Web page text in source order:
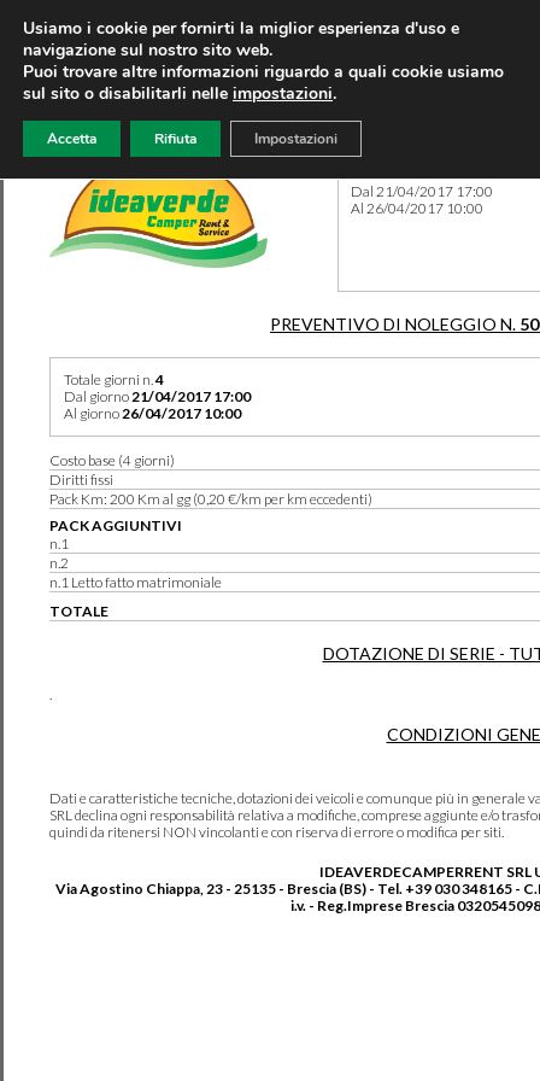
Dal 21/04/2017 17:00
Al 26/04/2017 10:00
PREVENTIVO DI NOLEGGIO N.
Totale giorni n.4
Dal giorno21/04/2017 17:00
Al giorno26/04/2017 10:00
Costo base (4 giorni)
Diritti fissi
Pack Km: 200 Km al gg (0,20 €/km per km eccedenti)
PACK AGGIUNTIVI
n.1
n.2
n.1 Letto fatto matrimoniale
TOTALE
DOTAZIONE DI SERIE -
CONDIZIONI
Dati e caratteristiche tecniche, dotazioni dei veicoli e comunque più in generale
SRL declina ogni responsabilità relativa a modifiche, comprese aggiunte e/o
quindi da ritenersi NON vincolanti e con riserva di errore o modifica per siti.
IDEAVERDECAMPERRENT SRL
Via Agostino Chiappa, 23 - 25135 - Brescia (BS) - Tel. +39 030 348165 -
i.v. - Reg.Imprese Brescia
Usiamo i cookie per fornirti la miglior esperienza d'uso e
navigazione sul nostro sito web.
Puoi trovare altre informazioni riguardo a quali cookie usiamo
sul sito o disabilitarli nelle impostazioni.
Accetta Rifiuta Impostazioni